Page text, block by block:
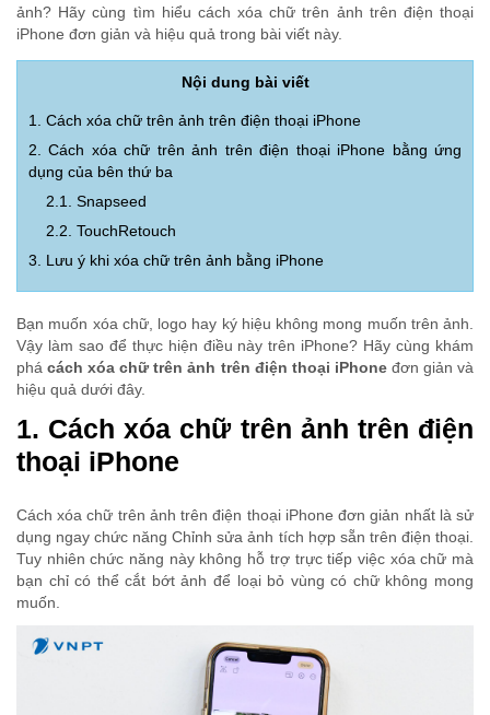
ảnh? Hãy cùng tìm hiểu cách xóa chữ trên ảnh trên điện thoại
iPhone đơn giản và hiệu quả trong bài viết này.
Nội dung bài viết
1. Cách xóa chữ trên ảnh trên điện thoại iPhone
2. Cách xóa chữ trên ảnh trên điện thoại iPhone bằng ứng
dụng của bên thứ ba
2.1. Snapseed
2.2. TouchRetouch
3. Lưu ý khi xóa chữ trên ảnh bằng iPhone
Bạn muốn xóa chữ, logo hay ký hiệu không mong muốn trên ảnh.
Vậy làm sao để thực hiện điều này trên iPhone? Hãy cùng khám
phácách xóa chữ trên ảnh trên điện thoại iPhone đơn giản và
hiệu quả dưới đây.
1. Cách xóa chữ trên ảnh trên điện
thoại iPhone
Cách xóa chữ trên ảnh trên điện thoại iPhone đơn giản nhất là sử
dụng ngay chức năng Chỉnh sửa ảnh tích hợp sẵn trên điện thoại.
Tuy nhiên chức năng này không hỗ trợ trực tiếp việc xóa chữ mà
bạn chỉ có thể cắt bớt ảnh để loại bỏ vùng có chữ không mong
muốn.